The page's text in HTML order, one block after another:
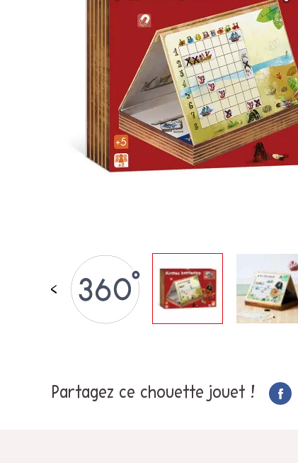
JOUETS D'ÉVEIL
JOUETS D'IMITATION
IMAGINATION
PLEIN AIR
TABLEAUX, MOBILIER &
Partagez ce chouette jouet !